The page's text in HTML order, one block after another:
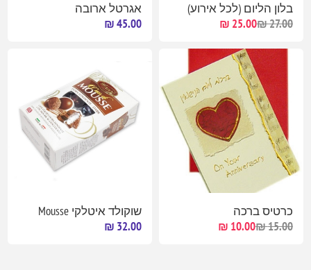
בלון הליום (לכל אירוע)
27.00 ₪
25.00 ₪
אגרטל ארובה
45.00 ₪
כרטיס ברכה
15.00 ₪
10.00 ₪
שוקולד איטלקי Mousse
32.00 ₪